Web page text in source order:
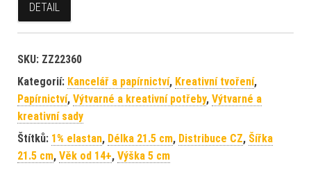
DETAIL
SKU: ZZ22360
Kategorií: Kancelář a papírnictví, Kreativní tvoření,
Papírnictví, Výtvarné a kreativní potřeby, Výtvarné a
kreativní sady
Štítků: 1% elastan, Délka 21.5 cm, Distribuce CZ, Šířka
21.5 cm, Věk od 14+, Výška 5 cm